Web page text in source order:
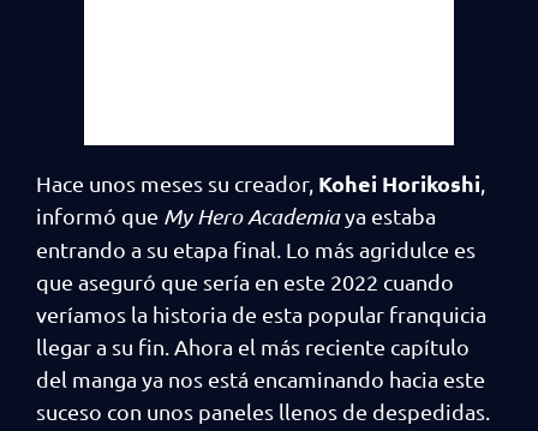
Hace unos meses su creador, Kohei Horikoshi
informó que My Hero Academiaya estaba
entrando a su etapa final. Lo más agridulce es
que aseguró que sería en este 2022 cuando
veríamos la historia de esta popular franquicia
llegar a su fin. Ahora el más reciente capítulo
del manga ya nos está encaminando hacia este
suceso con unos paneles llenos de despedidas.